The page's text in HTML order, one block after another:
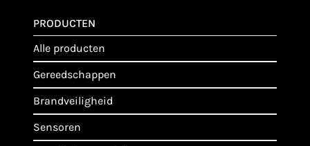
PRODUCTEN
alle producten
gereedschappen
brandveiligheid
sensoren